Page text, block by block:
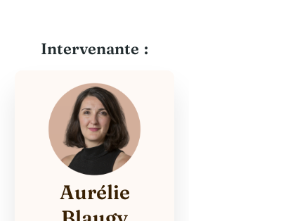
Intervenante :
Aurélie